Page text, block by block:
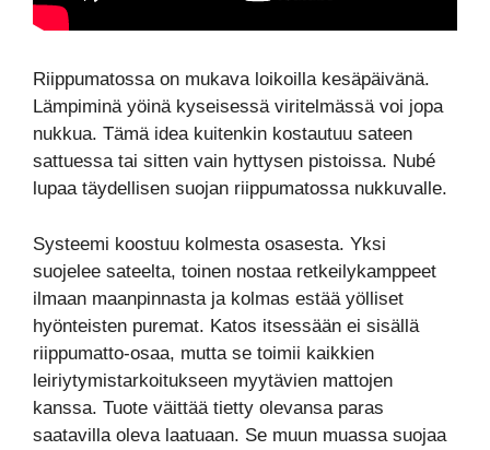
Riippumatossa on mukava loikoilla kesäpäivänä.
Lämpiminä yöinä kyseisessä viritelmässä voi jopa
nukkua. Tämä idea kuitenkin kostautuu sateen
sattuessa tai sitten vain hyttysen pistoissa. Nubé
lupaa täydellisen suojan riippumatossa nukkuvalle.
Systeemi koostuu kolmesta osasesta. Yksi
suojelee sateelta, toinen nostaa retkeilykamppeet
ilmaan maanpinnasta ja kolmas estää yölliset
hyönteisten puremat. Katos itsessään ei sisällä
riippumatto-osaa, mutta se toimii kaikkien
leiriytymistarkoitukseen myytävien mattojen
kanssa. Tuote väittää tietty olevansa paras
saatavilla oleva laatuaan. Se muun muassa suojaa